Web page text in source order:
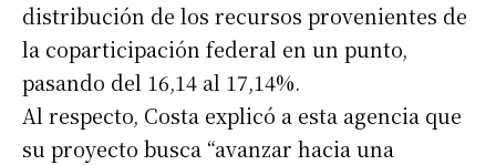
distribución de los recursos provenientes de
la coparticipación federal en un punto,
pasando del 16,14 al 17,14%.
Al respecto, Costa explicó a esta agencia que
su proyecto busca “avanzar hacia una